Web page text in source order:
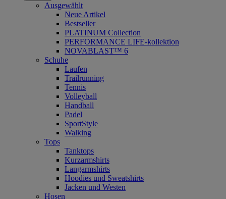
Ausgewählt
Neue Artikel
Bestseller
PLATINUM Collection
PERFORMANCE LIFE-kollektion
NOVABLAST™ 6
Schuhe
Laufen
Trailrunning
Tennis
Volleyball
Handball
Padel
SportStyle
Walking
Tops
Tanktops
Kurzarmshirts
Langarmshirts
Hoodies und Sweatshirts
Jacken und Westen
Hosen